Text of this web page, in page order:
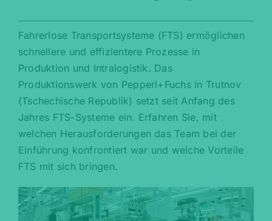
Fahrerlose Transportsysteme (FTS) ermöglichen
schnellere und effizientere Prozesse in
Produktion und Intralogistik. Das
Produktionswerk von Pepperl+Fuchs in Trutnov
(Tschechische Republik) setzt seit Anfang des
Jahres FTS-Systeme ein. Erfahren Sie, mit
welchen Herausforderungen das Team bei der
Einführung konfrontiert war und welche Vorteile
FTS mit sich bringen.